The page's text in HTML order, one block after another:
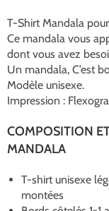
T-Shirt Mandala
Ce mandala vous
dont vous avez
Un mandala, C’est
Modèle unisexe.
Impression :
COMPOSITION
MANDALA
T-shirt unisexe
montées